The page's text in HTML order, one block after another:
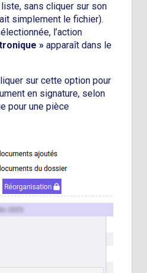
sans cliquer sur son
simplement le fichier).
l’action
» apparaît dans le
sur cette option pour
en signature, selon
pour une pièce